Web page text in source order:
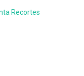
Recortes